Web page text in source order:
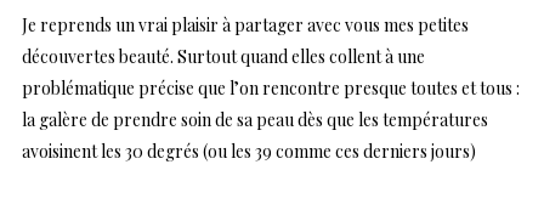
Je reprends un vrai plaisir à partager avec vous mes petites
découvertes beauté. Surtout quand elles collent à une
problématique précise que l’on rencontre presque toutes et tous :
la galère de prendre soin de sa peau dès que les températures
avoisinent les 30 degrés (ou les 39 comme ces derniers jours)